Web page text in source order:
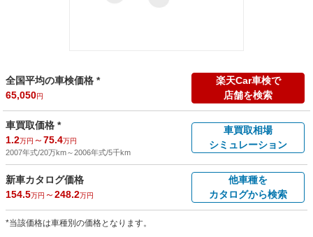
全国平均の車検価格 *
65,050円
楽天Car車検で
店舗を検索
車買取価格 *
1.2万円 ～75.4万円
2007年式/20万km～2006年式/5千km
車買取相場
シミュレーション
新車カタログ価格
154.5万円 ～248.2万円
他車種を
カタログから検索
*当該価格は車種別の価格となります。